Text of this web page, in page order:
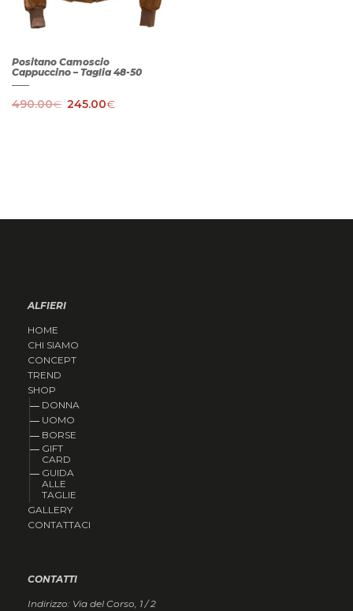
Positano Camoscio
Cappuccino – Taglia 48-50
490.00€ 245.00€
ALFIERI
HOME
CHI SIAMO
CONCEPT
TREND
SHOP
DONNA
UOMO
BORSE
GIFT
CARD
GUIDA
ALLE
TAGLIE
GALLERY
CONTATTACI
CONTATTI
Indirizzo: Via del Corso, 1 / 2